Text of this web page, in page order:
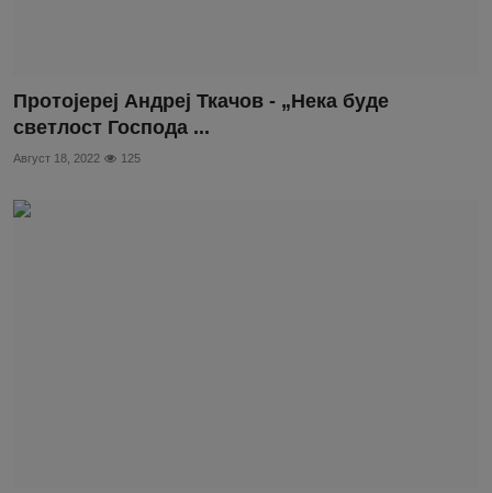
Протојереј Андреј Ткачов - „Нека буде
светлост Господа ...
Август 18, 2022 125